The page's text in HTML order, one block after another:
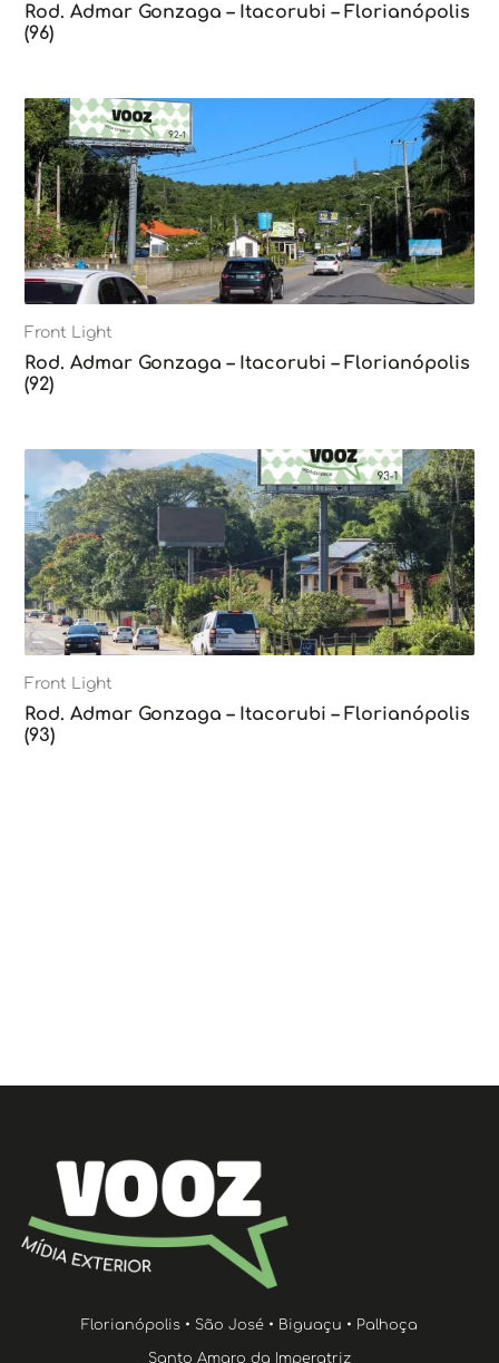
Rod. Admar Gonzaga – Itacorubi – Florianópolis
(96)
Front Light
Rod. Admar Gonzaga – Itacorubi – Florianópolis
(92)
Front Light
Rod. Admar Gonzaga – Itacorubi – Florianópolis
(93)
Florianópolis • São José • Biguaçu • Palhoça
Santo Amaro da Imperatriz